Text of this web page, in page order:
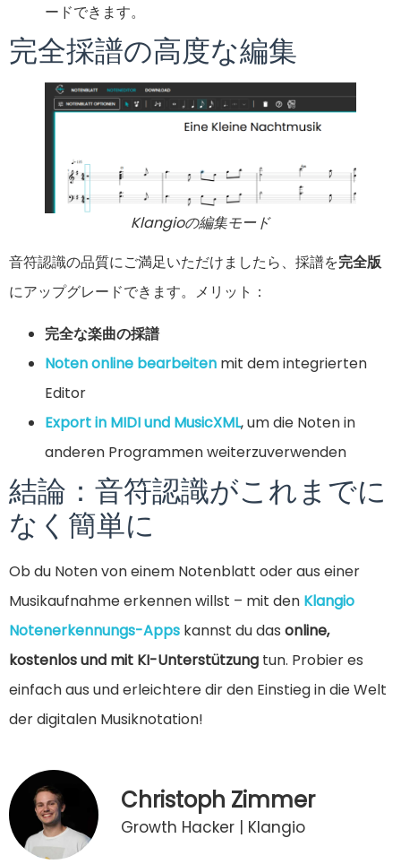
ードできます。
完全採譜の高度な編集
Klangioの編集モード
音符認識の品質にご満足いただけましたら、採譜を完全版
にアップグレードできます。メリット：
完全な楽曲の採譜
Noten online bearbeiten mit dem integrierten
Editor
Export in MIDI und MusicXML, um die Noten in
anderen Programmen weiterzuverwenden
結論：音符認識がこれまでに
なく簡単に
Ob du Noten von einem Notenblatt oder aus einer
Musikaufnahme erkennen willst – mit den Klangio
Notenerkennungs-Apps kannst du das online,
kostenlos und mit KI-Unterstützung tun. Probier es
einfach aus und erleichtere dir den Einstieg in die Welt
der digitalen Musiknotation!
Christoph Zimmer
Growth Hacker | Klangio